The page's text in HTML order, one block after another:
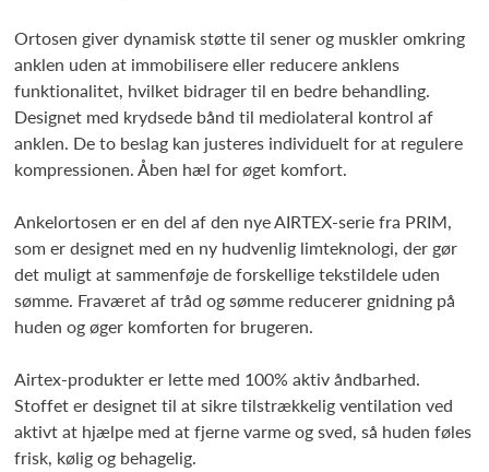
Ortosen giver dynamisk støtte til sener og muskler omkring
anklen uden at immobilisere eller reducere anklens
funktionalitet, hvilket bidrager til en bedre behandling.
Designet med krydsede bånd til mediolateral kontrol af
anklen. De to beslag kan justeres individuelt for at regulere
kompressionen. Åben hæl for øget komfort.
Ankelortosen er en del af den nye AIRTEX-serie fra PRIM,
som er designet med en ny hudvenlig limteknologi, der gør
det muligt at sammenføje de forskellige tekstildele uden
sømme. Fraværet af tråd og sømme reducerer gnidning på
huden og øger komforten for brugeren.
Airtex-produkter er lette med 100% aktiv åndbarhed.
Stoffet er designet til at sikre tilstrækkelig ventilation ved
aktivt at hjælpe med at fjerne varme og sved, så huden føles
frisk, kølig og behagelig.